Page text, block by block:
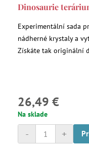
Dinosaurie
Experimentální sada
nádherné krystaly a
Získáte tak originální
26,49 €
Na sklade
+
-